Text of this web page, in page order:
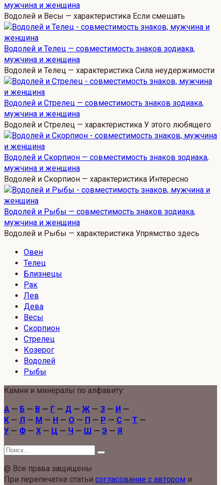
мужчина и женщина
Водолей и Весы — характеристика Если смешать
Водолей и Телец — совместимость знаков зодиака,
мужчина и женщина
Водолей и Телец — характеристика Сила неудержимости
Водолей и Стрелец — совместимость знаков зодиака,
мужчина и женщина
Водолей и Стрелец — характеристика У этого любящего
Водолей и Скорпион — совместимость знаков зодиака,
мужчина и женщина
Водолей и Скорпион — характеристика Интересно
Водолей и Рыбы — совместимость знаков зодиака,
мужчина и женщина
Водолей и Рыбы — характеристика Упрямство здесь
Овен
Телец
Близнецы
Рак
Лев
Дева
Весы
Скорпион
Стрелец
Козерог
Водолей
Рыбы
Камни и минералы по алфавиту:
А — Б — В — Г — Д — Ж — З — И —
К — Л — М — Н — О — П — Р — С — Т —
У — Ф — Х — Ц — Ч — Ш — Э — Я
Search
@ Все права защищены
При перепечатке статьи согласование с автором и